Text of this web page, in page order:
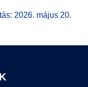
2026. május 20.